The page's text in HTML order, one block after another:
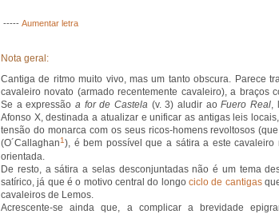
----- Aumentar letra
Nota geral:
Cantiga de ritmo muito vivo, mas um tanto obscura. Parece
cavaleiro novato (armado recentemente cavaleiro), a braços
Se a expressão a for de Castela (v. 3) aludir aoFuero Real,
Afonso X, destinada a atualizar e unificar as antigas leis
tensão do monarca com os seus ricos-homens revoltosos
(O´Callaghan1), é bem possível que a sátira a este cavaleiro
orientada.
De resto, a sátira a selas desconjuntadas não é um tema
satírico, já que é o motivo central do longo ciclo de cantigas
cavaleiros de Lemos.
Acrescente-se ainda que, a complicar a brevidade